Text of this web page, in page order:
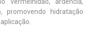
promovendo hidratação